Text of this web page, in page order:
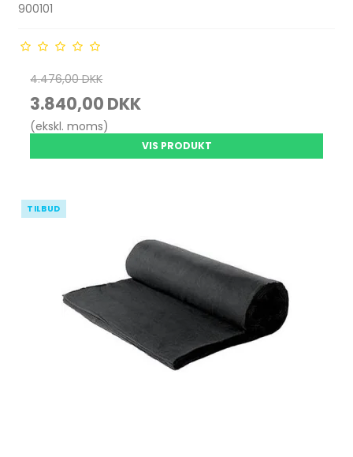
900101
4.476,00 DKK
3.840,00 DKK
(ekskl. moms)
VIS PRODUKT
TILBUD